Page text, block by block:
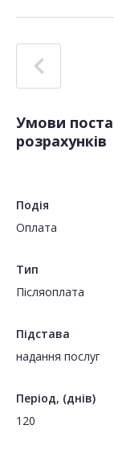
Умови
розрахунків
Подія
Оплата
Тип
Пiсляоплата
Підстава
надання послуг
Період, (днів)
120